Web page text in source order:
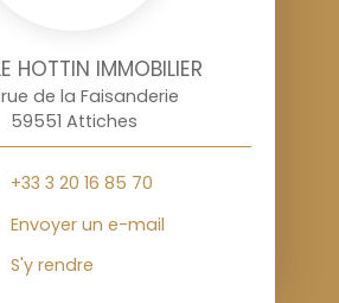
HOTTIN IMMOBILIER
de la Faisanderie
59551 Attiches
+33 3 20 16 85 70
Envoyer un e-mail
S'y rendre